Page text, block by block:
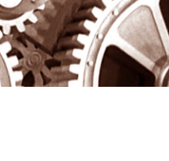
à St Julien Molin